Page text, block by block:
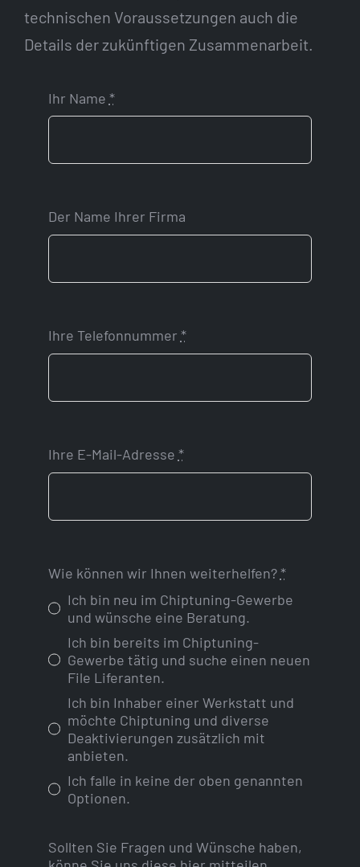
technischen Voraussetzungen auch die
Details der zukünftigen Zusammenarbeit.
Ihr Name *
Der Name Ihrer Firma
Ihre Telefonnummer *
Ihre E-Mail-Adresse *
Wie können wir Ihnen weiterhelfen?*
Ich bin neu im Chiptuning-Gewerbe
und wünsche eine Beratung.
Ich bin bereits im Chiptuning-
Gewerbe tätig und suche einen neuen
File Liferanten.
Ich bin Inhaber einer Werkstatt und
möchte Chiptuning und diverse
Deaktivierungen zusätzlich mit
anbieten.
Ich falle in keine der oben genannten
Optionen.
Sollten Sie Fragen und Wünsche haben,